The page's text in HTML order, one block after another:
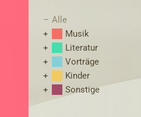
Alle
Musik
Literatur
Vorträge
Kinder
Sonstige